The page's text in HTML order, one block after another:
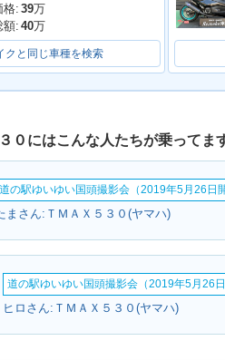
格: 39万
額: 40万
クと同じ車種を検索
０にはこんな人たちが乗ってま
道の駅ゆいゆい国頭撮影会（2019年5月26日開
まさん:ＴＭＡＸ５３０(ヤマハ)
道の駅ゆいゆい国頭撮影会（2019年5月26日
ヒロさん:ＴＭＡＸ５３０(ヤマハ)